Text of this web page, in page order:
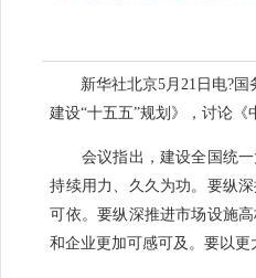
新华社北京5月21日电?国
建设“十五五”规划》，讨论
会议指出，建设全国统一
持续用力、久久为功。要纵
可依。要纵深推进市场设施
和企业更加可感可及。要以